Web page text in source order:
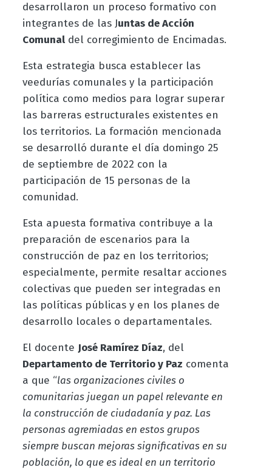
desarrollaron un proceso formativo con
integrantes de las Juntas de Acción
Comunaldel corregimiento de Encimadas.
Esta estrategia busca establecer las
veedurías comunales y la participación
política como medios para lograr superar
las barreras estructurales existentes en
los territorios. La formación mencionada
se desarrolló durante el día domingo 25
de septiembre de 2022 con la
participación de 15 personas de la
comunidad.
Esta apuesta formativa contribuye a la
preparación de escenarios para la
construcción de paz en los territorios;
especialmente, permite resaltar acciones
colectivas que pueden ser integradas en
las políticas públicas y en los planes de
desarrollo locales o departamentales.
El docente José Ramírez Díaz, del
Departamento de Territorio y Paz comenta
a que “las organizaciones civiles o
comunitarias juegan un papel relevante en
la construcción de ciudadanía y paz. Las
personas agremiadas en estos grupos
siempre buscan mejoras significativas en su
población, lo que es ideal en un territorio